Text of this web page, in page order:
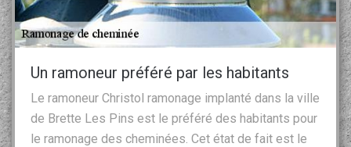
Un ramoneur préféré par les habitants
Le ramoneur Christol ramonage implanté dans la ville
de Brette Les Pins est le préféré des habitants pour
le ramonage des cheminées. Cet état de fait est le